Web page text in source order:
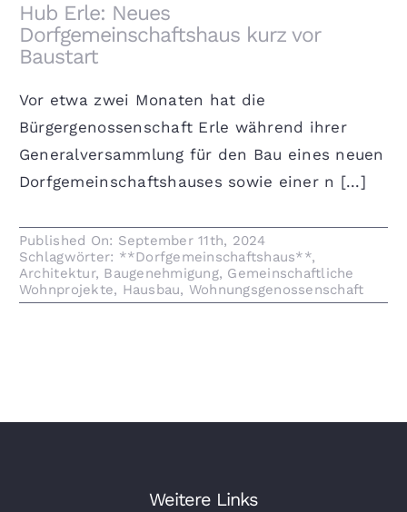
Hub Erle: Neues
Dorfgemeinschaftshaus kurz vor
Baustart
Vor etwa zwei Monaten hat die
Bürgergenossenschaft Erle während ihrer
Generalversammlung für den Bau eines neuen
Dorfgemeinschaftshauses sowie einer n [...]
Published On: September 11th, 2024
Schlagwörter: **Dorfgemeinschaftshaus**,
Architektur, Baugenehmigung, Gemeinschaftliche
Wohnprojekte, Hausbau, Wohnungsgenossenschaft
Weitere Links